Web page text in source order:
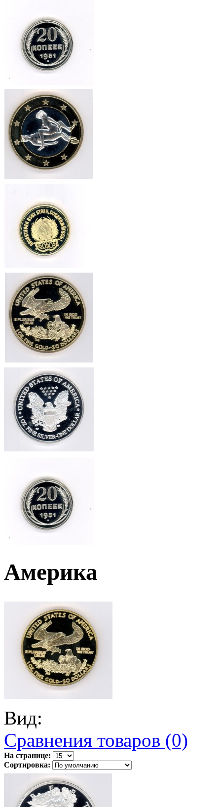
Америка
Вид:
Сравнения товаров (0)
На странице:
Сортировка: